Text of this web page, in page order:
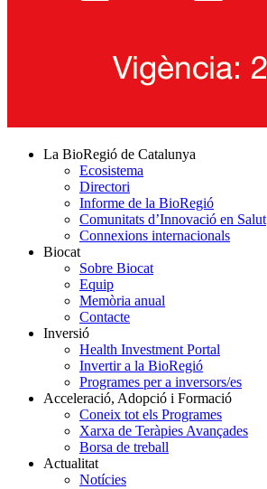
La BioRegió de Catalunya
Ecosistema
Directori
Informe de la BioRegió
Comunitats d’Innovació en Salut
Connexions internacionals
Biocat
Sobre Biocat
Equip
Memòria anual
Contacte
Inversió
Health Investment Portal
Invertir a la BioRegió
Programes per a inversors/es
Acceleració, Adopció i Formació
Coneix tot els Programes
Xarxa de Teràpies Avançades
Borsa de treball
Actualitat
Notícies